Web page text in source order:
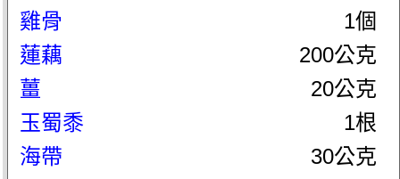
雞骨
1個
蓮藕
200公克
薑
20公克
玉蜀黍
1根
海帶
30公克